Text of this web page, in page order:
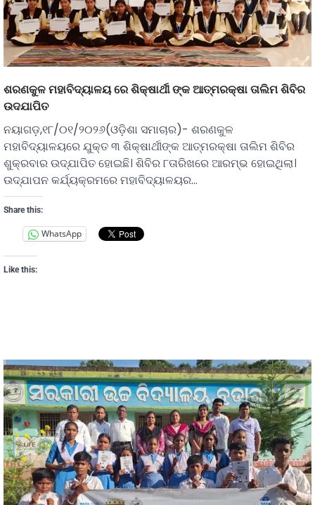
ଶରଣକୁଳ ମହାବିଦ୍ୟାଳୟ ରେ ଶିକ୍ଷାର୍ଥୀ ଙ୍କ ଆତ୍ମରକ୍ଷା ତାଲିମ ଶିବିର
ଉଦଯାପିତ
ନୟାଗଡ଼,୧୮/୦୧/୨୦୨୬(ଓଡ଼ିଶା ସମାଚାର)- ଶରଣକୁଳ
ମହାବିଦ୍ୟାଳୟରେ ଯୁକ୍ତ ୩ ଶିକ୍ଷାର୍ଥୀଙ୍କ ଆତ୍ମରକ୍ଷା ତାଲିମ ଶିବିର
ଶୁକ୍ରବାର ଉଦ୍‌ଯାପିତ ହୋଇଛି। ଶିବିର ୮ତାରିଖରେ ଆରମ୍ଭ ହୋଇଥିଲା।
ଉଦ୍‌ଯାପନ କର୍ଯ୍ୟକ୍ରମରେ ମହାବିଦ୍ୟାଳୟର…
Share this:
WhatsApp
Like this: